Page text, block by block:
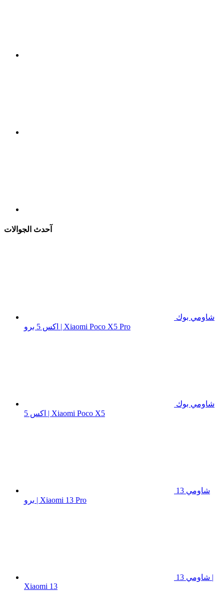
آحدث الجوالات
شاومي بوك
اكس 5 برو | Xiaomi Poco X5 Pro
شاومي بوك
اكس 5 | Xiaomi Poco X5
شاومي 13
برو | Xiaomi 13 Pro
شاومي 13 |
Xiaomi 13